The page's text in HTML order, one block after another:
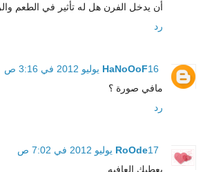
أن يدخل الفرن هل له تأثير في الطعم
رد
HaNoOoF16 يوليو 2012 في 3:16 ص
مافي صورة ؟
رد
RoOde17 يوليو 2012 في 7:02 ص
يعطيك العافيه ..